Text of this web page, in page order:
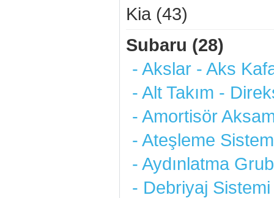
Kia (43)
Subaru (28)
- Akslar - Aks
- Alt Takım -
- Amortisör
- Ateşleme
- Aydınlatma
- Debriyaj